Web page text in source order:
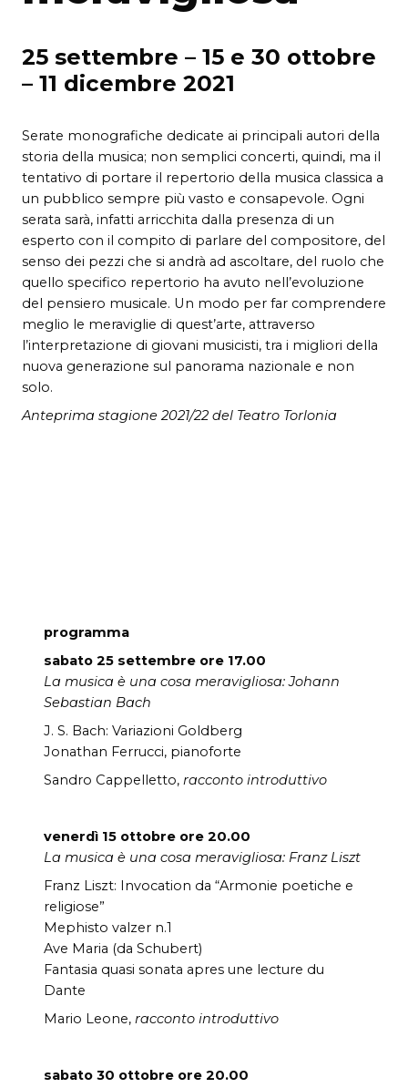
25 settembre – 15 e 30 ottobre
– 11 dicembre 2021
Serate monografiche dedicate ai principali autori della
storia della musica; non semplici concerti, quindi, ma il
tentativo di portare il repertorio della musica classica a
un pubblico sempre più vasto e consapevole. Ogni
serata sarà, infatti arricchita dalla presenza di un
esperto con il compito di parlare del compositore, del
senso dei pezzi che si andrà ad ascoltare, del ruolo che
quello specifico repertorio ha avuto nell’evoluzione
del pensiero musicale. Un modo per far comprendere
meglio le meraviglie di quest’arte, attraverso
l’interpretazione di giovani musicisti, tra i migliori della
nuova generazione sul panorama nazionale e non
solo.
Anteprima stagione 2021/22 del Teatro Torlonia
programma
sabato 25 settembre ore 17.00
La musica è una cosa meravigliosa: Johann
Sebastian Bach
J. S. Bach: Variazioni Goldberg
Jonathan Ferrucci, pianoforte
Sandro Cappelletto, racconto introduttivo
venerdì 15 ottobre ore 20.00
La musica è una cosa meravigliosa: Franz Liszt
Franz Liszt: Invocation da “Armonie poetiche e
religiose”
Mephisto valzer n.1
Ave Maria (da Schubert)
Fantasia quasi sonata apres une lecture du
Dante
Mario Leone, racconto introduttivo
sabato 30 ottobre ore 20.00